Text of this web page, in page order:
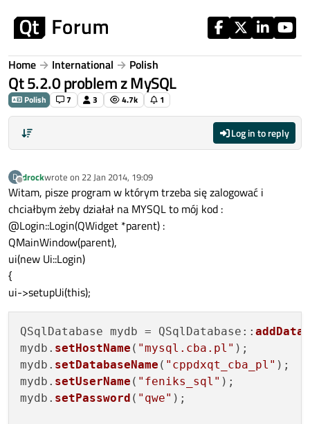
Home International Polish
Qt 5.2.0 problem z MySQL
Polish 7 3 4.7k 1
Log in to reply
D
Offline
drockwrote on 22 Jan 2014, 19:09
last edited by
Witam, pisze program w którym trzeba się zalogować i
chciałbym żeby działał na MYSQL to mój kod :
@Login::Login(QWidget *parent) :
QMainWindow(parent),
ui(new Ui::Login)
{
ui->setupUi(this);
QSqlDatabase mydb = QSqlDatabase::
mydb. setHostName ( "mysql.cba.pl" );
mydb. setDatabaseName ( "cppdxqt_cba_pl" );
mydb. setUserName ( "feniks_sql" );
mydb. setPassword ( "qwe" );